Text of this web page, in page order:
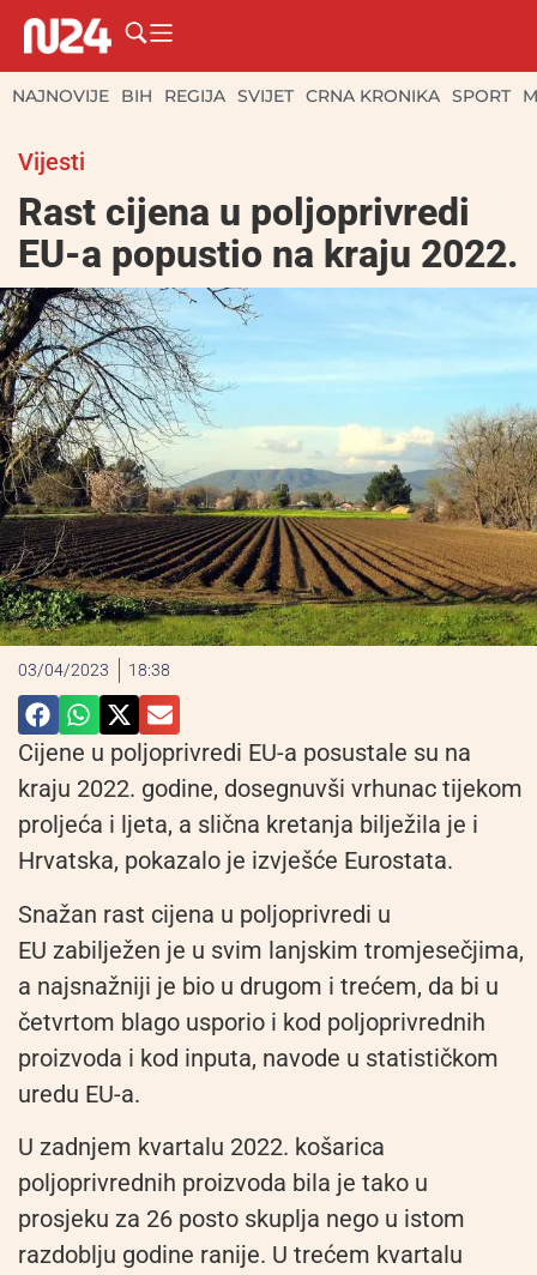
NAJNOVIJE BIH REGIJA SVIJET CRNA KRONIKA SPORT
Vijesti
Rast cijena u poljoprivredi
EU-a popustio na kraju 2022.
03/04/2023 18:38
Cijene u poljoprivredi EU-a posustale su na
kraju 2022. godine, dosegnuvši vrhunac tijekom
proljeća i ljeta, a slična kretanja bilježila je i
Hrvatska, pokazalo je izvješće Eurostata.
Snažan rast cijena u poljoprivredi u
EU zabilježen je u svim lanjskim tromjesečjima,
a najsnažniji je bio u drugom i trećem, da bi u
četvrtom blago usporio i kod poljoprivrednih
proizvoda i kod inputa, navode u statističkom
uredu EU-a.
U zadnjem kvartalu 2022. košarica
poljoprivrednih proizvoda bila je tako u
prosjeku za 26 posto skuplja nego u istom
razdoblju godine ranije. U trećem kvartalu